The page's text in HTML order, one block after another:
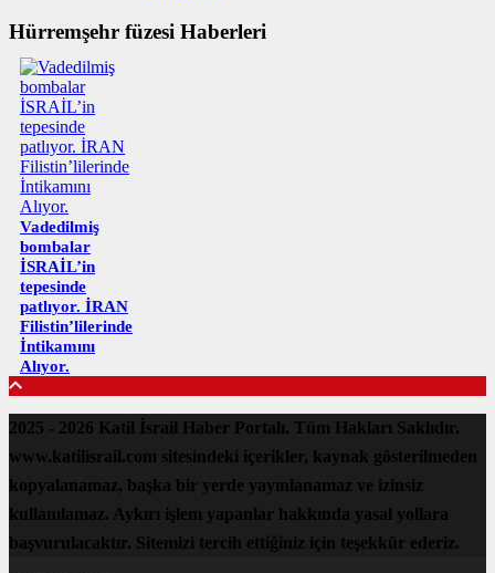
Hürremşehr füzesi Haberleri
Vadedilmiş
bombalar
İSRAİL’in
tepesinde
patlıyor. İRAN
Filistin’lilerinde
İntikamını
Alıyor.
2025 - 2026 Katil İsrail Haber Portalı. Tüm Hakları Saklıdır.
www.katilisrail.com sitesindeki içerikler, kaynak gösterilmeden
kopyalanamaz, başka bir yerde yayınlanamaz ve izinsiz
kullanılamaz. Aykırı işlem yapanlar hakkında yasal yollara
başvurulacaktır. Sitemizi tercih ettiğiniz için teşekkür ederiz.